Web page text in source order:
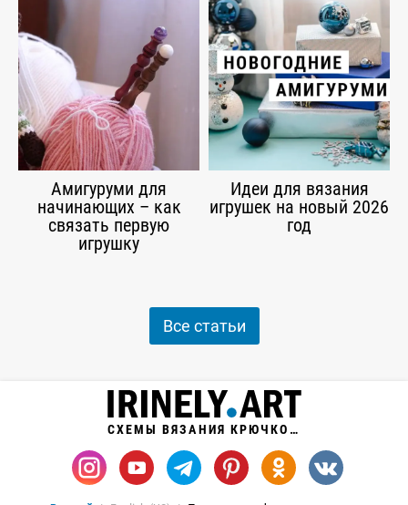
Амигуруми для
начинающих – как
связать первую
игрушку
Идеи для вязания
игрушек на новый 2026
год
Все статьи
СХЕМЫ ВЯЗАНИЯ КРЮЧКОМ